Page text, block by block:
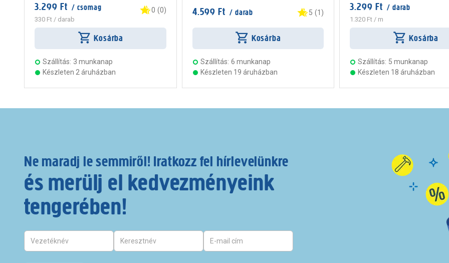
3.299 Ft / csomag
330 Ft / darab
0 (0)
Kosárba
Szállítás: 3 munkanap
Készleten 2 áruházban
4.599 Ft / darab 5 (1 )
Kosárba
Szállítás: 6 munkanap
Készleten 19 áruházban
3.299 Ft / darab
1.320 Ft / m
Kosárba
Szállítás: 5 munkanap
Készleten 18 áruházban
Ne maradj le semmiről! Iratkozz fel hírlevelünkre
és merülj el kedvezményeink
tengerében!